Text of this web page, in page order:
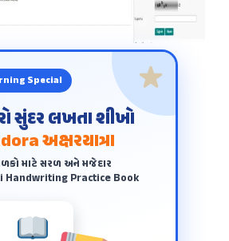
Special
સુંદર લખતા શીખો
અક્ષરયાત્રા
માટે સરળ અને મજેદાર
Handwriting Practice Book